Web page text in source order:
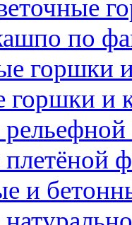
по
горшки
горшки и
и